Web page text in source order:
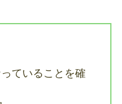
ていることを確